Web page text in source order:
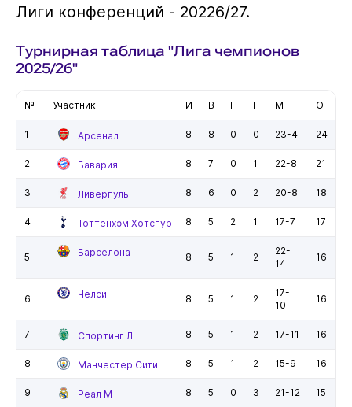
Лиги конференций - 20226/27.
Турнирная таблица "Лига чемпионов
2025/26"
№ Участник И В Н П М О
1 Арсенал 8 8 0 0 23-4 24
2 Бавария 8 7 0 1 22-8 21
3 Ливерпуль 8 6 0 2 20-8 18
4 Тоттенхэм Хотспур 8 5 2 1 17-7 17
5 Барселона 8 5 1 2
22-
14
16
6 Челси 8 5 1 2
17-
10
16
7 Спортинг Л 8 5 1 2 17-11 16
8 Манчестер Сити 8 5 1 2 15-9 16
9 Реал М 8 5 0 3 21-12 15